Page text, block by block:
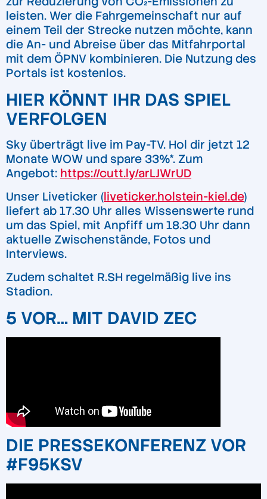
leisten. Wer die Fahrgemeinschaft nur auf
einem Teil der Strecke nutzen möchte, kann
die An- und Abreise über das Mitfahrportal
mit dem ÖPNV kombinieren. Die Nutzung des
Portals ist kostenlos.
HIER KÖNNT IHR DAS SPIEL
VERFOLGEN
Sky überträgt live im Pay-TV. Hol dir jetzt 12
Monate WOW und spare 33%*. Zum
Angebot: https://cutt.ly/arLJWrUD
Unser Liveticker (liveticker.holstein-kiel.de)
liefert ab 17.30 Uhr alles Wissenswerte rund
um das Spiel, mit Anpfiff um 18.30 Uhr dann
aktuelle Zwischenstände, Fotos und
Interviews.
Zudem schaltet R.SH regelmäßig live ins
Stadion.
5 VOR… MIT DAVID ZEC
DIE PRESSEKONFERENZ VOR
#F95KSV